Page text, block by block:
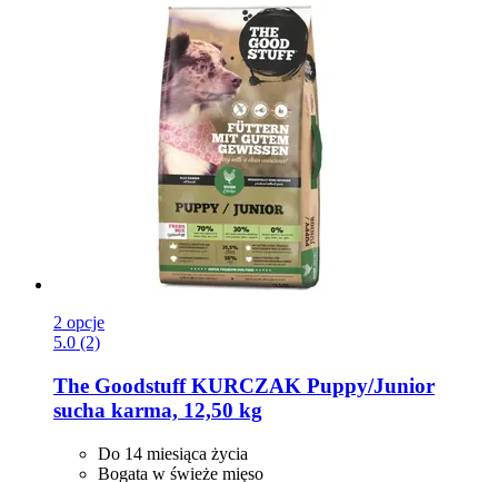
2 opcje
5.0 (2)
The GoodstuffKURCZAK Puppy/Junior
sucha karma, 12,50 kg
Do 14 miesiąca życia
Bogata w świeże mięso